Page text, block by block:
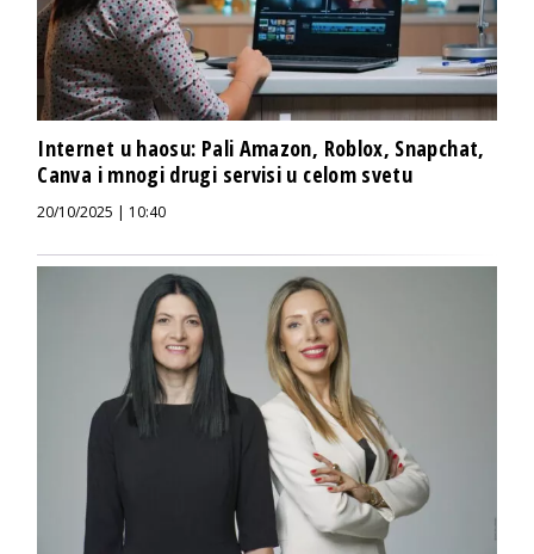
Internet u haosu: Pali Amazon, Roblox, Snapchat,
Canva i mnogi drugi servisi u celom svetu
20/10/2025 | 10:40